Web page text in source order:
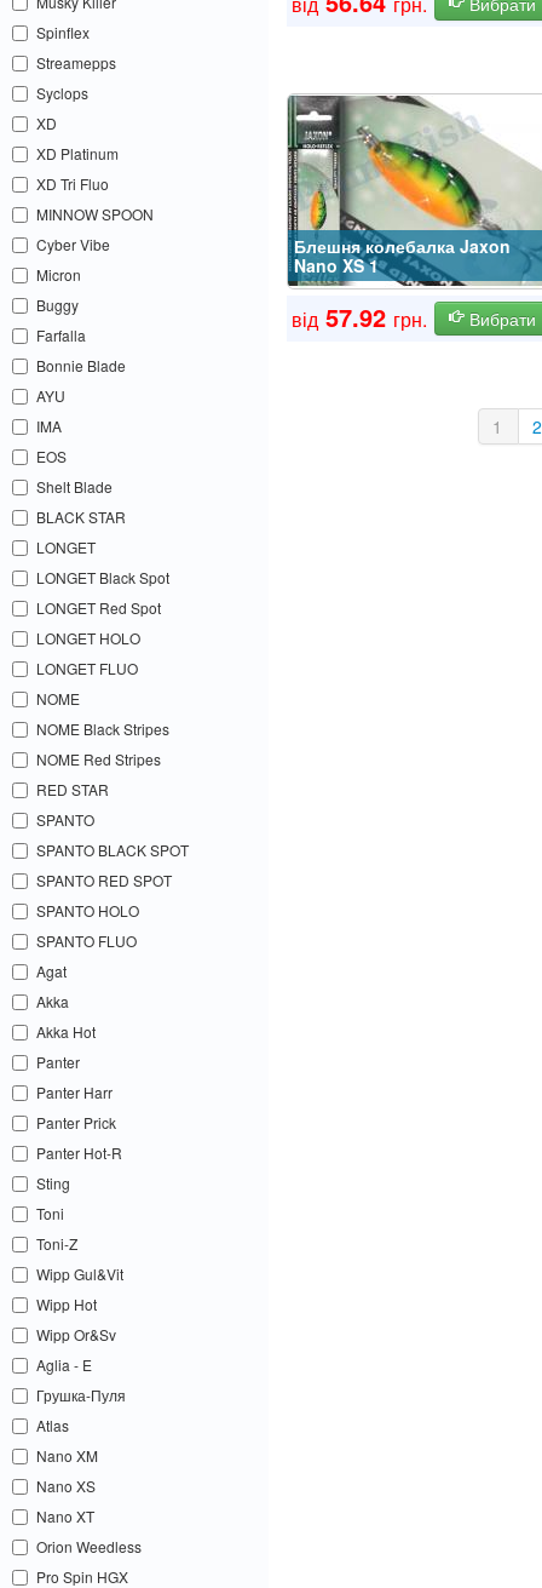
Spinflex
Streamepps
Syclops
XD
XD Platinum
XD Tri Fluo
MINNOW SPOON
Cyber Vibe
Micron
Buggy
Farfalla
Bonnie Blade
AYU
IMA
EOS
Shelt Blade
BLACK STAR
LONGET
LONGET Black Spot
LONGET Red Spot
LONGET HOLO
LONGET FLUO
NOME
NOME Black Stripes
NOME Red Stripes
RED STAR
SPANTO
SPANTO BLACK SPOT
SPANTO RED SPOT
SPANTO HOLO
SPANTO FLUO
Agat
Akka
Akka Hot
Panter
Panter Harr
Panter Prick
Panter Hot-R
Sting
Toni
Toni-Z
Wipp Gul&Vit
Wipp Hot
Wipp Or&Sv
Aglia - E
Грушка-Пуля
Atlas
Nano XM
Nano XS
Nano XT
Orion Weedless
Pro Spin HGX
Блешня колебалка Jaxon
Nano XS 1
від 57.92 грн. Вибрати
1 2